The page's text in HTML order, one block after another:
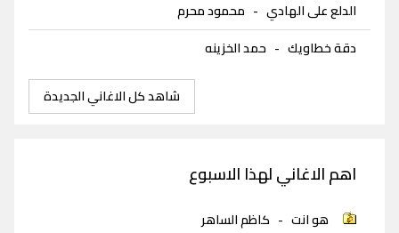
الدلع على الهادي - محمود محرم
دقة خطاويك - حمد الخزينه
شاهد كل الاغاني الجديدة
اهم الاغاني لهذا الاسبوع
هو انت - كاظم الساهر